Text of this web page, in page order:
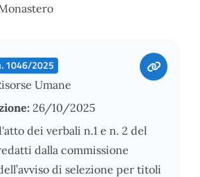
1046/2025
Umane
26/10/2025
dei verbali n.1 e n. 2 del
dalla commissione
di selezione per titoli